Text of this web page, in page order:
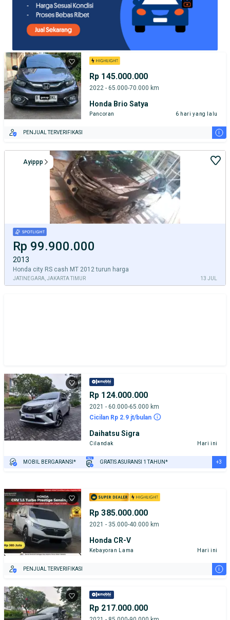
Rp 145.000.000
2022 - 65.000-70.000 km
Honda Brio Satya
Pancoran 6 hari yang lalu
PENJUAL TERVERIFIKASI i
Rp 99.900.000
2013
Honda city RS cash MT 2012 turun harga
JATINEGARA, JAKARTA TIMUR 13 JUL
Ayippp
Rp 124.000.000
2021 - 60.000-65.000 km
Cicilan Rp 2.9 jt/bulan
Daihatsu Sigra
Cilandak Hari ini
MOBIL BERGARANSI* GRATIS ASURANSI 1 TAHUN* +3
Rp 385.000.000
2021 - 35.000-40.000 km
Honda CR-V
Kebayoran Lama Hari ini
PENJUAL TERVERIFIKASI i
Rp 217.000.000